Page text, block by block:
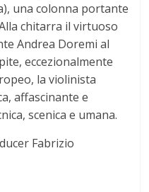
una colonna portante
chitarra il virtuoso
Andrea Doremi al
eccezionalmente
la violinista
affascinante e
scenica e umana.
Fabrizio